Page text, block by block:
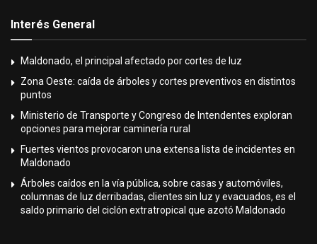
Interés General
Maldonado, el principal afectado por cortes de luz
Zona Oeste: caída de árboles y cortes preventivos en distintos
puntos
Ministerio de Transporte y Congreso de Intendentes exploran
opciones para mejorar caminería rural
Fuertes vientos provocaron una extensa lista de incidentes en
Maldonado
Árboles caídos en la vía pública, sobre casas y automóviles,
columnas de luz derribadas, clientes sin luz y evacuados, es el
saldo primario del ciclón extratropical que azotó Maldonado